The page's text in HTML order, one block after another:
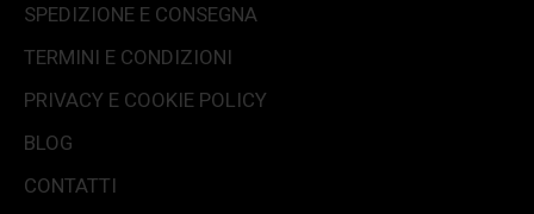
SPEDIZIONE E CONSEGNA
TERMINI E CONDIZIONI
PRIVACY E COOKIE POLICY
BLOG
CONTATTI